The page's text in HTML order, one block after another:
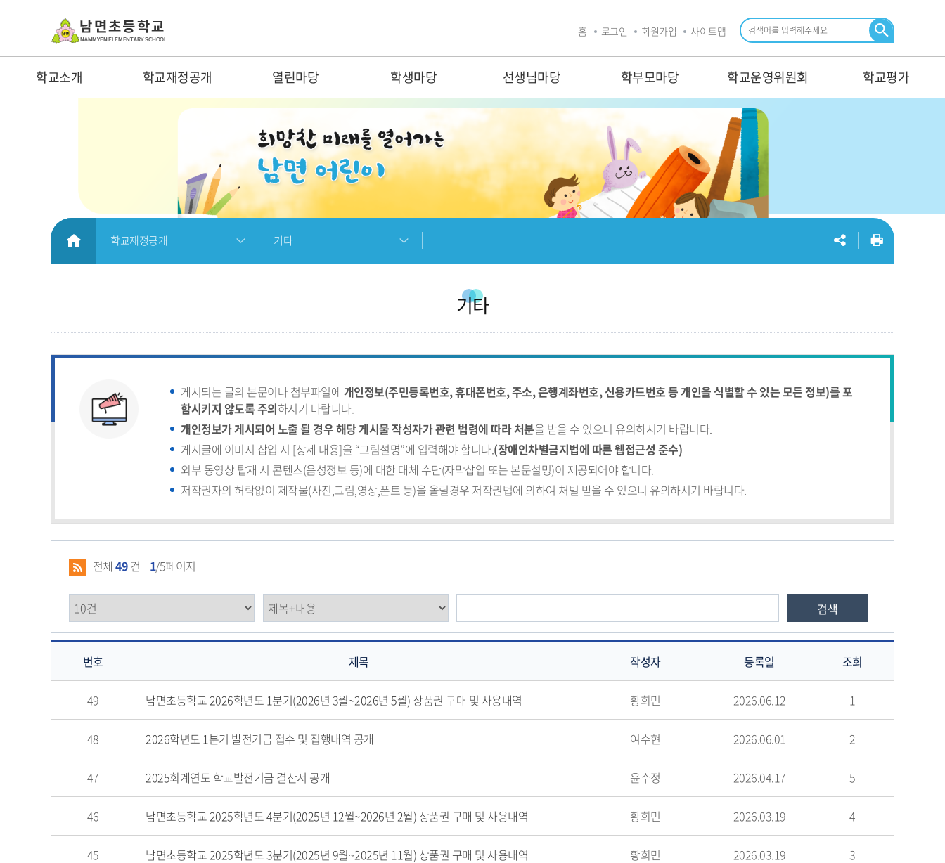
홈 로그인 회원가입 사이트맵
검
색
학교소개 학교재정공개 열린마당 학생마당 선생님마당 학부모마당 학교운영위원회 학교평가
HOME 학교재정공개 기타
기타
게시되는 글의 본문이나 첨부파일에 개인정보(주민등록번호, 휴대폰번호, 주소, 은행계좌번호, 신용카드번호 등 개인을 식별할 수 있는 모든 정보)를 포
함시키지 않도록 주의하시기 바랍니다.
개인정보가 게시되어 노출 될 경우 해당 게시물 작성자가 관련 법령에 따라 처분을 받을 수 있으니 유의하시기 바랍니다.
게시글에 이미지 삽입 시 [상세 내용]을 “그림설명”에 입력해야 합니다. (장애인차별금지법에 따른 웹접근성 준수)
외부 동영상 탑재 시 콘텐츠(음성정보 등)에 대한 대체 수단(자막삽입 또는 본문설명)이 제공되어야 합니다.
저작권자의 허락없이 제작물(사진,그림,영상,폰트 등)을 올릴경우 저작권법에 의하여 처벌 받을 수 있으니 유의하시기 바랍니다.
전체 49건 1/5페이지
검색
의
시
목,
번호 제목 작성자 등록일 조회
49 남면초등학교 2026학년도 1분기(2026년 3월~2026년 5월) 상품권 구매 및 사용내역 황희민 2026.06.12 1
48 2026학년도 1분기 발전기금 접수 및 집행내역 공개 여수현 2026.06.01 2
47 2025회계연도 학교발전기금 결산서 공개 윤수정 2026.04.17 5
46 남면초등학교 2025학년도 4분기(2025년 12월~2026년 2월) 상품권 구매 및 사용내역 황희민 2026.03.19 4
45 남면초등학교 2025학년도 3분기(2025년 9월~2025년 11월) 상품권 구매 및 사용내역 황희민 2026.03.19 3